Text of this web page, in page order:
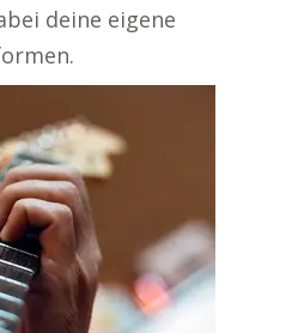
deine eigene